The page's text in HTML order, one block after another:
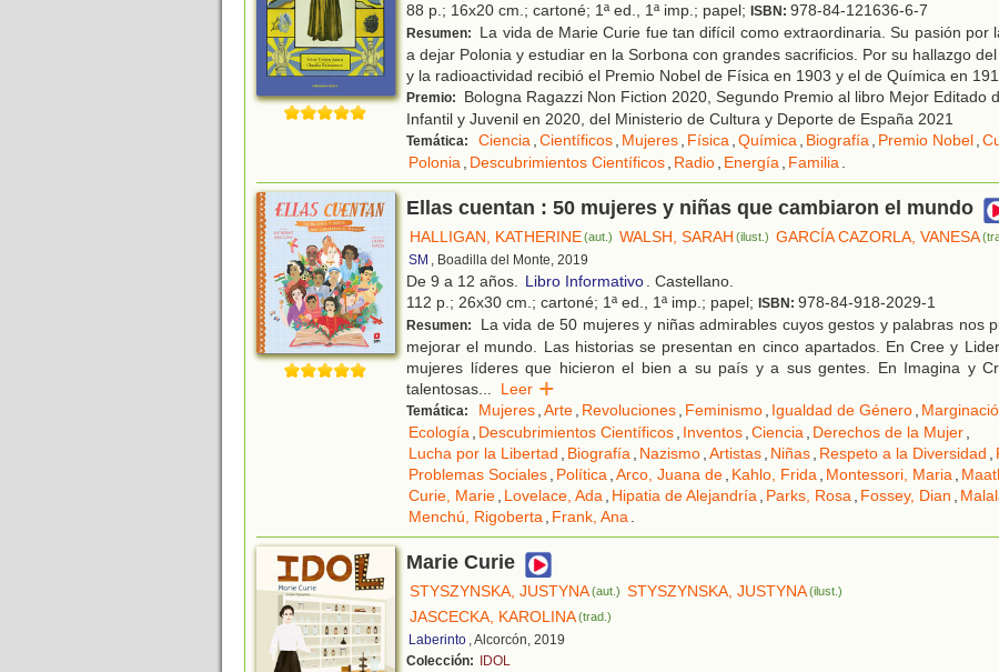
88 p.; 16x20 cm.; cartoné; 1ª ed., 1ª imp.; papel; ISBN: 978-84-121636-6-7
Resumen:
La vida de Marie Curie fue tan difícil como extraordinaria. Su pasión por
a dejar Polonia y estudiar en la Sorbona con grandes sacrificios. Por su hallazgo
y la radioactividad recibió el Premio Nobel de Física en 1903 y el de Química en
Premio:
Bologna Ragazzi Non Fiction 2020, Segundo Premio al libro Mejor Editado
Infantil y Juvenil en 2020, del Ministerio de Cultura y Deporte de España 2021
Temática: Ciencia,Científicos, Mujeres, Física,Química, Biografía, Premio Nobel,
Polonia, Descubrimientos Científicos, Radio, Energía, Familia.
Ellas cuentan : 50 mujeres y niñas que cambiaron el mundo
HALLIGAN, KATHERINE(aut.) WALSH, SARAH (ilust.) GARCÍA CAZORLA, VANESA
SM , Boadilla del Monte, 2019
De 9 a 12 años. Libro Informativo. Castellano.
112 p.; 26x30 cm.; cartoné; 1ª ed., 1ª imp.; papel; ISBN: 978-84-918-2029-1
Resumen:
La vida de 50 mujeres y niñas admirables cuyos gestos y palabras nos
mejorar el mundo. Las historias se presentan en cinco apartados. En Cree y
mujeres líderes que hicieron el bien a su país y a sus gentes. En Imagina y
talentosas... Leer
Temática: Mujeres,Arte, Revoluciones, Feminismo, Igualdad de Género,
Ecología, Descubrimientos Científicos, Inventos,Ciencia, Derechos de la Mujer,
Lucha por la Libertad , Biografía, Nazismo,Artistas, Niñas, Respeto a la Diversidad ,
Problemas Sociales, Política,Arco, Juana de, Kahlo, Frida, Montessori, Maria,
Curie, Marie, Lovelace, Ada, Hipatia de Alejandría, Parks, Rosa, Fossey, Dian ,
Menchú, Rigoberta, Frank, Ana.
Marie Curie
STYSZYNSKA, JUSTYNA(aut.) STYSZYNSKA, JUSTYNA(ilust.)
JASCECKA, KAROLINA(trad.)
Laberinto , Alcorcón, 2019
Colección:
IDOL